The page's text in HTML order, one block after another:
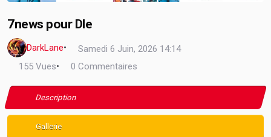
7news pour Dle
DarkLane•
Samedi 6 Juin, 2026 14:14
155 Vues• 0 Commentaires
Description
Gallerie